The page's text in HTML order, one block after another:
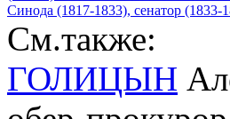
Синода (1817-1833), сенатор (1833-
См.также:
ГОЛИЦЫН